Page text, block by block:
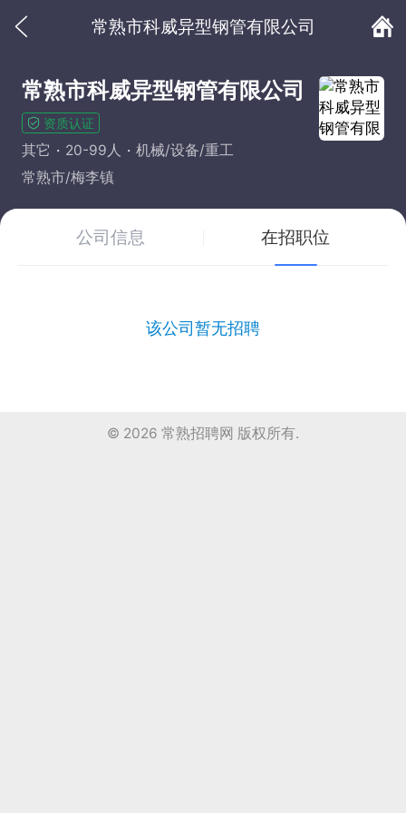
常熟市科威异型钢管有限公司
常熟市科威异型钢管有限公司
资质认证
其它 20-99人
机械/设备/重工
常熟市/梅李镇
公司信息 在招职位
该公司暂无招聘
© 2026 常熟招聘网 版权所有.